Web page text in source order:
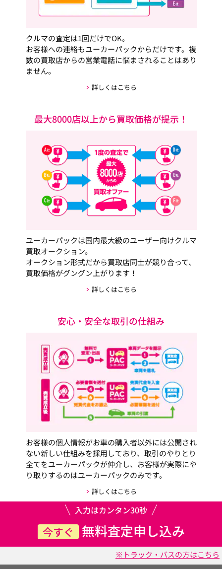
クルマの査定は1回だけでOK。
お客様への連絡もユーカーパックからだけです。複
数の買取店からの営業電話に悩まされることはあり
ません。
詳しくはこちら
最大8000店以上から買取価格が提示！
ユーカーパックは国内最大級のユーザー向けクルマ
買取オークション。
オークション形式だから買取店同士が競り合って、
買取価格がグングン上がります！
詳しくはこちら
安心・安全な取引の仕組み
お客様の個人情報がお車の購入者以外には公開され
ない新しい仕組みを採用しており、取引のやりとり
全てをユーカーパックが仲介し、お客様が実際にや
り取りするのはユーカーパックのみです。
詳しくはこちら
入力はカンタン30秒
今すぐ 無料査定申し込み
※トラック・バスの方はこちら